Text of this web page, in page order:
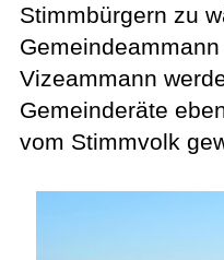
Stimmbürgern zu
Vizeammann
Gemeinderäte
vom Stimmvolk